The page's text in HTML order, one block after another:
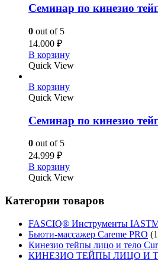
Семинар по кинезио
0 out of 5
14.000 ₽
В корзину
Quick View
В корзину
Quick View
Семинар по кинезио
0 out of 5
24.999 ₽
В корзину
Quick View
Категории товаров
FASCIQ® Инструменты
Бьюти-массажер Careme PRO
Кинезио тейпы лицо и тело
КИНЕЗИО ТЕЙПЫ ЛИЦО И